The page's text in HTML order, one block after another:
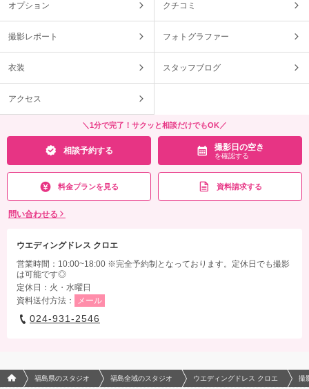
オプション クチコミ
撮影レポート フォトグラファー
衣装 スタッフブログ
アクセス
＼1分で完了！サクッと相談だけでもOK／
相談予約する 撮影日の空き
を確認する
料金プランを見る 資料請求する
問い合わせる
ウエディングドレス クロエ
営業時間：10:00~18:00 ※完全予約制となっております。定休日でも撮影
は可能です◎
定休日：火・水曜日
資料送付方法：
メール
024-931-2546
フォトウエディング/結婚写真のPhotorait ホーム
福島県のスタジオ 福島全域のスタジオ ウエディングドレス クロエ 撮